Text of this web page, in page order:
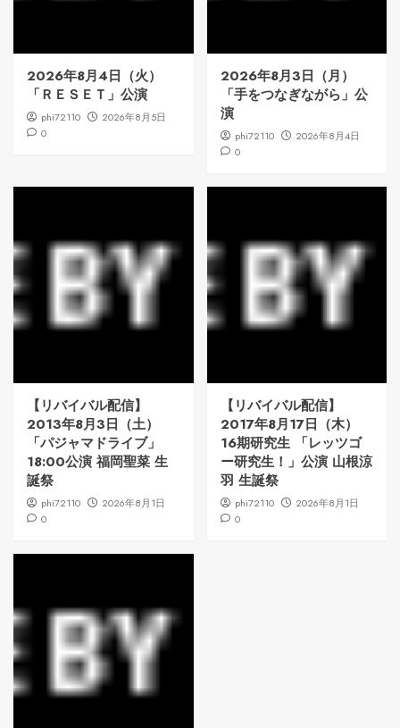
2026年8月4日（火）
「ＲＥＳＥＴ」公演
phi72110
2026年8月5日
0
2026年8月3日（月）
「手をつなぎながら」公
演
phi72110
2026年8月4日
0
【リバイバル配信】
2013年8月3日（土）
「パジャマドライブ」
18:00公演 福岡聖菜 生
誕祭
phi72110
2026年8月1日
0
【リバイバル配信】
2017年8月17日（木）
16期研究生 「レッツゴ
ー研究生！」公演 山根涼
羽 生誕祭
phi72110
2026年8月1日
0